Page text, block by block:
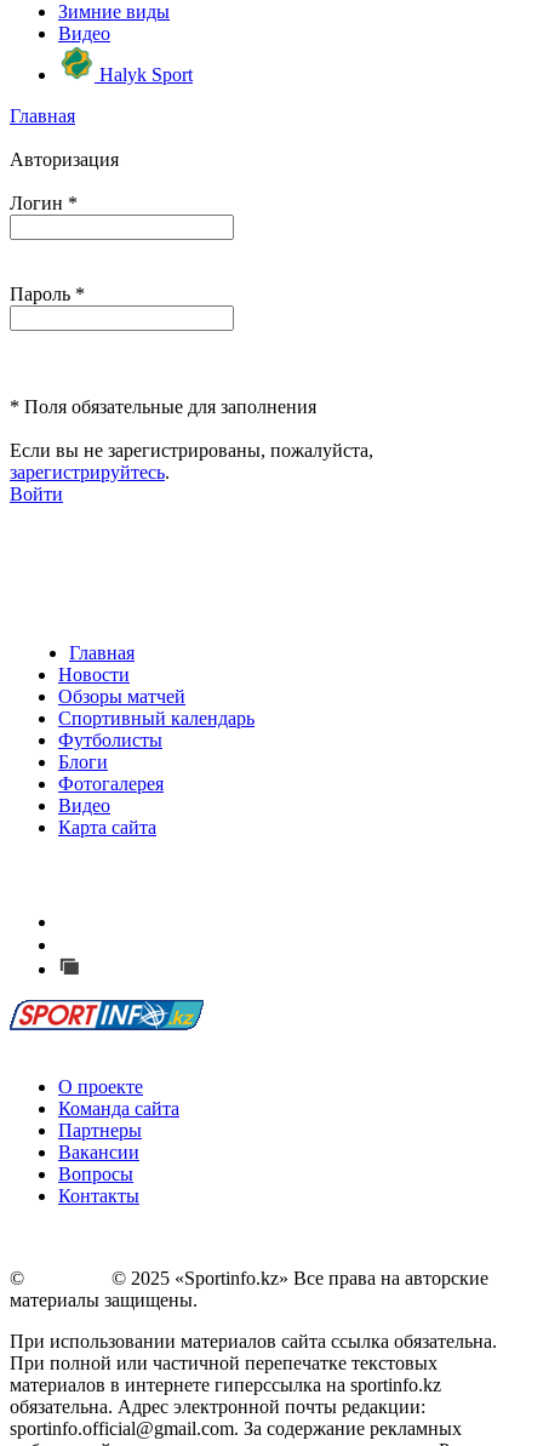
Зимние виды
Видео
Halyk Sport
Главная
Авторизация
Логин *
Пароль *
* Поля обязательные для заполнения
Если вы не зарегистрированы, пожалуйста,
зарегистрируйтесь.
Войти
Главная
Новости
Обзоры матчей
Спортивный календарь
Футболисты
Блоги
Фотогалерея
Видео
Карта сайта
О проекте
Команда сайта
Партнеры
Вакансии
Вопросы
Контакты
©
© 2025 «Sportinfo.kz» Все права на авторские
материалы защищены.
При использовании материалов сайта ссылка обязательна.
При полной или частичной перепечатке текстовых
материалов в интернете гиперссылка на sportinfo.kz
обязательна. Адрес электронной почты редакции:
sportinfo.official@gmail.com. За содержание рекламных